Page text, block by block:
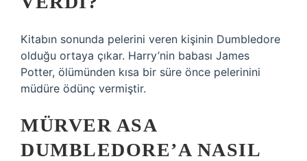
Kitabın sonunda pelerini veren kişinin Dumbledore
olduğu ortaya çıkar. Harry’nin babası James
Potter, ölümünden kısa bir süre önce pelerinini
müdüre ödünç vermiştir.
MÜRVER ASA
DUMBLEDORE’A NASIL